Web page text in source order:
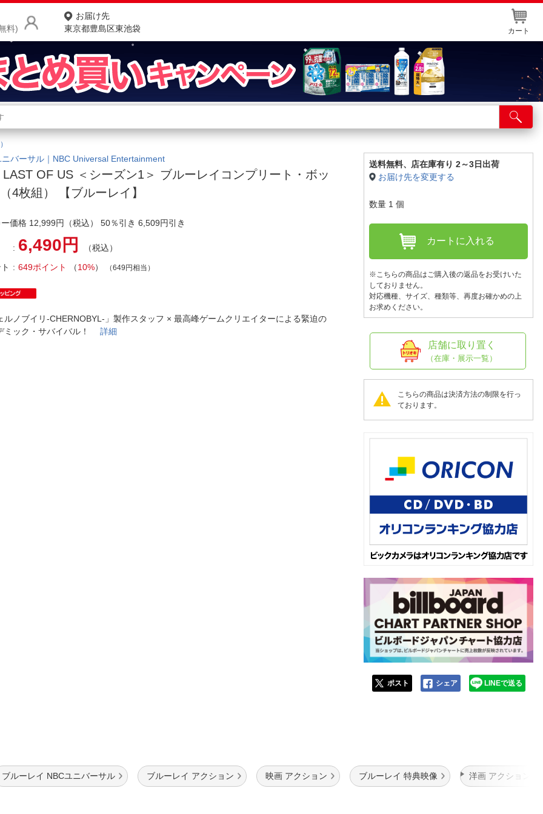
料)
お届け先
東京都豊島区東池袋
カート
商品をさがす
ランキングからさがす
カテゴリ一覧からさがす
お客様サポート
ご利用ガイド
店舗サービス
ネット取り置き
店舗情報・店舗一覧
ニバーサル｜NBC Universal Entertainment
LAST OF US ＜シーズン1＞ ブルーレイコンプリート・ボッ
4枚組） 【ブルーレイ】
ー価格 12,999円（税込） 50％引き 6,509円引き
6,490円
（税込）
649ポイント （10%） （649円相当）
ルノブイリ-CHERNOBYL-」製作スタッフ × 最高峰ゲームクリエイターによる緊迫の
ミック・サバイバル！詳細
送料無料、 店在庫有り 2～3日出荷
お届け先を変更する
数量 1 個
カートに入れる
※こちらの商品はご購入後の返品をお受けいた
しておりません。
対応機種、サイズ、種類等、再度お確かめの上
お求めください。
店舗に取り置く
（在庫・展示一覧）
こちらの商品は決済方法の制限を行っ
ております。
ポスト シェア LINEで送る
ブルーレイ NBCユニバーサル ブルーレイ アクション 映画 アクション ブルーレイ 特典映像 洋画 アクション